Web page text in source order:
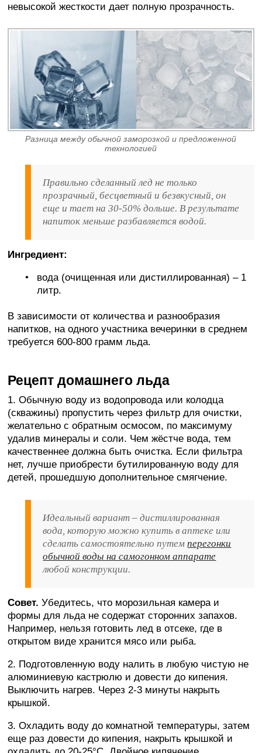
невысокой жесткости дает полную прозрачность.
Разница между обычной заморозкой и предложенной
технологией
Правильно сделанный лед не только
прозрачный, бесцветный и безвкусный, он
еще и тает на 30-50% дольше. В результате
напиток меньше разбавляется водой.
Ингредиент:
вода (очищенная или дистиллированная) – 1
литр.
В зависимости от количества и разнообразия
напитков, на одного участника вечеринки в среднем
требуется 600-800 грамм льда.
Рецепт домашнего льда
1. Обычную воду из водопровода или колодца
(скважины) пропустить через фильтр для очистки,
желательно с обратным осмосом, по максимуму
удалив минералы и соли. Чем жёстче вода, тем
качественнее должна быть очистка. Если фильтра
нет, лучше приобрести бутилированную воду для
детей, прошедшую дополнительное смягчение.
Идеальный вариант – дистиллированная
вода, которую можно купить в аптеке или
сделать самостоятельно путемперегонки
обычной воды на самогонном аппарате
любой конструкции.
Совет. Убедитесь, что морозильная камера и
формы для льда не содержат сторонних запахов.
Например, нельзя готовить лед в отсеке, где в
открытом виде хранится мясо или рыба.
2. Подготовленную воду налить в любую чистую не
алюминиевую кастрюлю и довести до кипения.
Выключить нагрев. Через 2-3 минуты накрыть
крышкой.
3. Охладить воду до комнатной температуры, затем
еще раз довести до кипения, накрыть крышкой и